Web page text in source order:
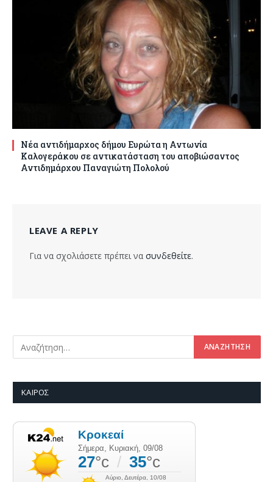
Νέα αντιδήμαρχος δήμου Ευρώτα η Αντωνία
Καλογεράκου σε αντικατάσταση του αποβιώσαντος
Αντιδημάρχου Παναγιώτη Πολολού
LEAVE A REPLY
Για να σχολιάσετε πρέπει να συνδεθείτε.
ΚΑΙΡΌΣ